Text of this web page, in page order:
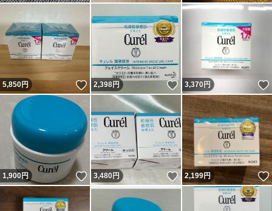
5,850円 いいね！
2,398円 いいね！
3,370円
1,900円 いいね！
3,480円 いいね！
2,199円